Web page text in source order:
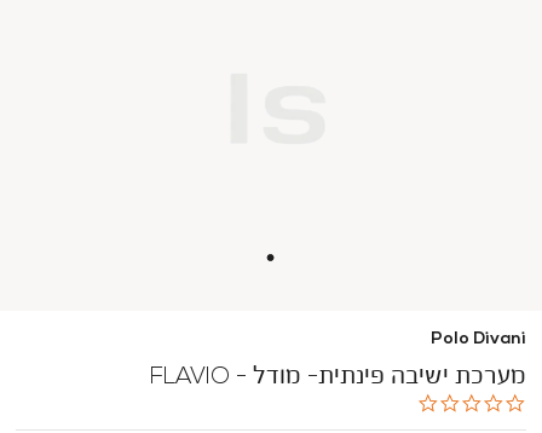
Polo Divani
מערכת ישיבה פינתית- מודל - FLAVIO